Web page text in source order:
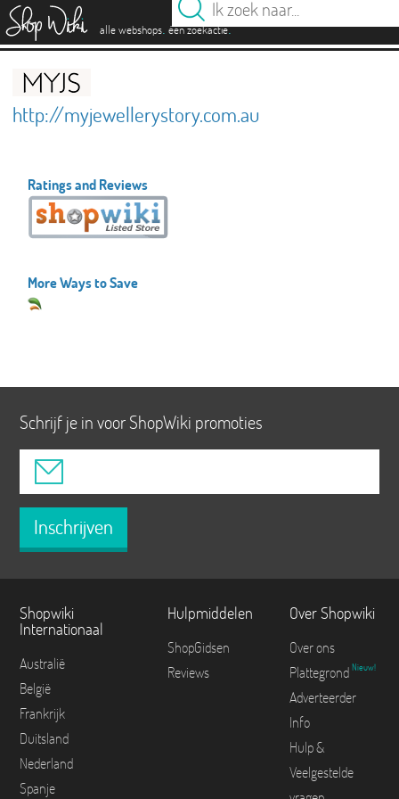
alle webshops. één zoekactie.
http://myjewellerystory.com.au
Ratings and Reviews
More Ways to Save
Schrijf je in voor ShopWiki promoties
Inschrijven
Shopwiki
Internationaal
Australië
België
Frankrijk
Duitsland
Nederland
Spanje
Hulpmiddelen
ShopGidsen
Reviews
Over Shopwiki
Over ons
Plattegrond Nieuw!
Adverteerder
Info
Hulp &
Veelgestelde